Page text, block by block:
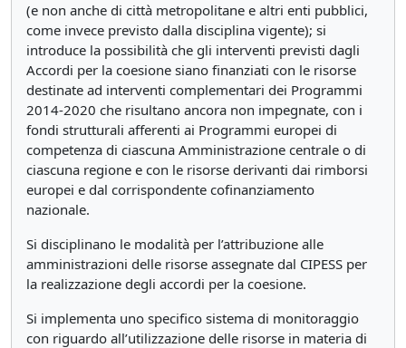
(e non anche di città metropolitane e altri enti pubblici,
come invece previsto dalla disciplina vigente); si
introduce la possibilità che gli interventi previsti dagli
Accordi per la coesione siano finanziati con le risorse
destinate ad interventi complementari dei Programmi
2014-2020 che risultano ancora non impegnate, con i
fondi strutturali afferenti ai Programmi europei di
competenza di ciascuna Amministrazione centrale o di
ciascuna regione e con le risorse derivanti dai rimborsi
europei e dal corrispondente cofinanziamento
nazionale.
Si disciplinano le modalità per l’attribuzione alle
amministrazioni delle risorse assegnate dal CIPESS per
la realizzazione degli accordi per la coesione.
Si implementa uno specifico sistema di monitoraggio
con riguardo all’utilizzazione delle risorse in materia di